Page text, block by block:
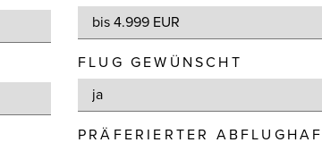
FLUG GEWÜNSCHT
PRÄFERIERTER